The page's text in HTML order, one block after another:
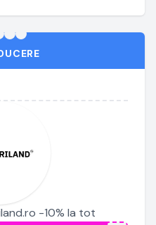
-10% la tot